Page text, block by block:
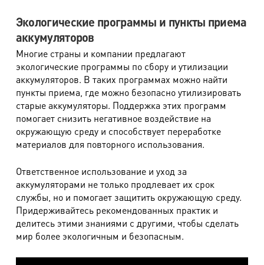
Экологические программы и пункты приема
аккумуляторов
Многие страны и компании предлагают
экологические программы по сбору и утилизации
аккумуляторов. В таких программах можно найти
пункты приема, где можно безопасно утилизировать
старые аккумуляторы. Поддержка этих программ
помогает снизить негативное воздействие на
окружающую среду и способствует переработке
материалов для повторного использования.
Ответственное использование и уход за
аккумуляторами не только продлевает их срок
службы, но и помогает защитить окружающую среду.
Придерживайтесь рекомендованных практик и
делитесь этими знаниями с другими, чтобы сделать
мир более экологичным и безопасным.